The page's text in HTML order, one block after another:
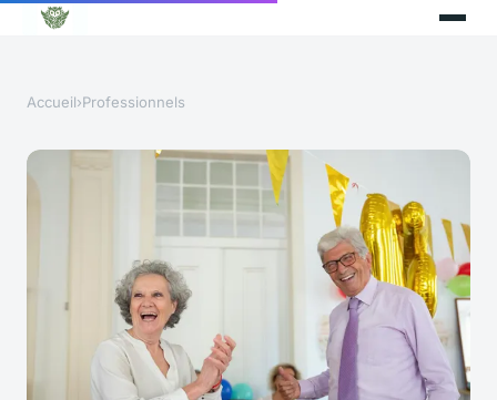
Accueil›Professionnels